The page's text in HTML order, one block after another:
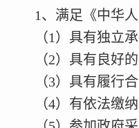
1、满足《中华
（1）具有独立
（2）具有良好
（3）具有履行
（4）有依法缴